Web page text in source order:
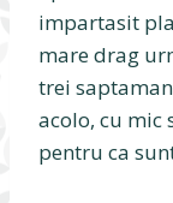
impartasit
mare drag
trei
acolo, cu
pentru ca